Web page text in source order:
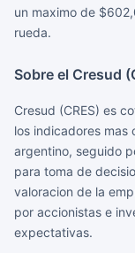
un maximo de
rueda.
Sobre el Cresud
Cresud (CRES) es
los indicadores mas
argentino, seguido
para toma de
valoracion de la
por accionistas e
expectativas.